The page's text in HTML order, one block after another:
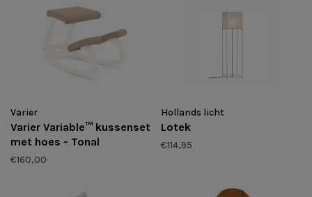
Varier
Varier Variable™ kussenset
met hoes - Tonal
€160,00
Hollands licht
Lotek
€114,95